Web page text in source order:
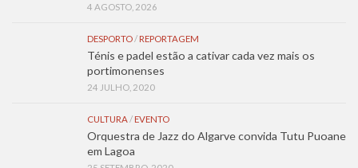
4 AGOSTO, 2026
DESPORTO/ REPORTAGEM
Ténis e padel estão a cativar cada vez mais os
portimonenses
24 JULHO, 2020
CULTURA/ EVENTO
Orquestra de Jazz do Algarve convida Tutu Puoane
em Lagoa